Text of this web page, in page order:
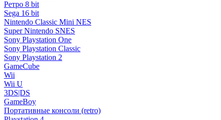
Ретро 8 bit
Sega 16 bit
Nintendo Classic Mini NES
Super Nintendo SNES
Sony Playstation One
Sony Playstation Classic
Sony Playstation 2
GameCube
Wii
Wii U
3DS|DS
GameBoy
Портативные консоли (retro)